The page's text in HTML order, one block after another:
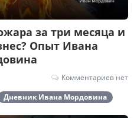
за три месяца и
Опыт Ивана
Комментариев нет
Дневник Ивана Мордовина